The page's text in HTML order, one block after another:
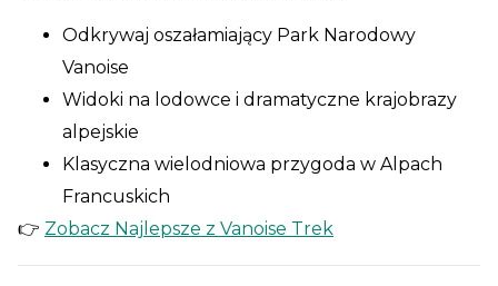
Odkrywaj oszałamiający Park Narodowy
Vanoise
Widoki na lodowce i dramatyczne krajobrazy
alpejskie
Klasyczna wielodniowa przygoda w Alpach
Francuskich
👉 Zobacz Najlepsze z Vanoise Trek